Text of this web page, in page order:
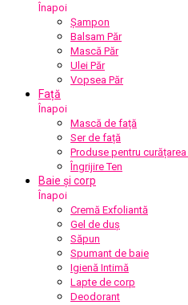
Înapoi
Șampon
Balsam Păr
Mască Păr
Ulei Păr
Vopsea Păr
Față
Înapoi
Mască de față
Ser de față
Produse pentru
Îngrijire Ten
Baie și corp
Înapoi
Cremă Exfoliantă
Gel de duș
Săpun
Spumant de baie
Igienă Intimă
Lapte de corp
Deodorant